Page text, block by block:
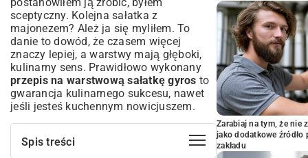
sceptyczny. Kolejna sałatka z
majonezem? Ależ ja się myliłem. To
danie to dowód, że czasem więcej
znaczy lepiej, a warstwy mają głęboki,
kulinarny sens. Prawidłowo wykonany
przepis na warstwową sałatkę gyros to
gwarancja kulinarnego sukcesu, nawet
jeśli jesteś kuchennym nowicjuszem.
Spis treści
Zarabiaj na tym, że nie
jako dodatkowe
zakładu